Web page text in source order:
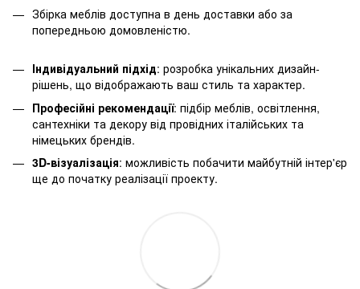
Збірка меблів доступна в день доставки або за
попередньою домовленістю.
Індивідуальний підхід: розробка унікальних дизайн-
рішень, що відображають ваш стиль та характер.
Професійні рекомендації: підбір меблів, освітлення,
сантехніки та декору від провідних італійських та
німецьких брендів.
3D-візуалізація: можливість побачити майбутній інтер'єр
ще до початку реалізації проекту.